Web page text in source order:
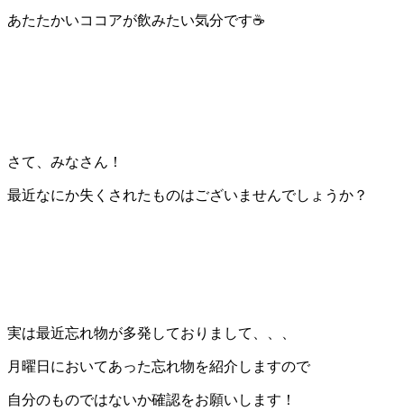
あたたかいココアが飲みたい気分です☕
さて、みなさん！
最近なにか失くされたものはございませんでしょうか？
実は最近忘れ物が多発しておりまして、、、
月曜日においてあった忘れ物を紹介しますので
自分のものではないか確認をお願いします！